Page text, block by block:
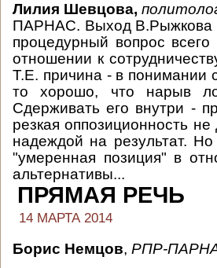
Лилия Шевцова,
ПАРНАС. Выход В.Рыжкова
процедурный вопрос
отношении к
Т.Е. причина - в понимании
то хорошо, что нарыв
Сдерживать его внутри -
резкая оппозиционность
надеждой на результат.
"умеренная позиция" в
альтернативы...
ПРЯМАЯ РЕЧЬ
14 МАРТА 2014
Борис Немцов, РПР-